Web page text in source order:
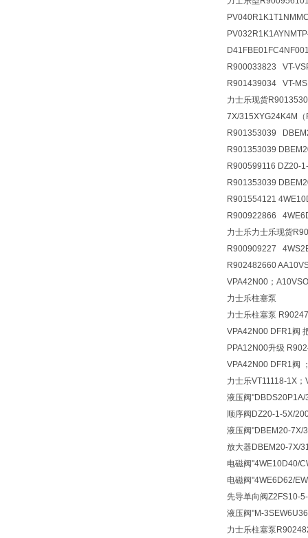
R900033823 VT-
R901439034 VT-
力士乐现货
7X/315XYG24K4M
R901353039
R901353039
R900599116 DZ20-
R901353039
R901554121
R900922866
力士乐力士乐现货
R900909227
R902482660
VPA42N00；
力士乐柱塞泵
力士乐柱塞泵
VPA42N00 DFR1阀
PPA12N00升级
VPA42N00 DFR1阀
力士乐VT11118-1X；
液压阀
顺序阀 DZ20-1-5X/
液压阀"DBEM20-7X/
放大器DBEM20-7X/
电磁阀"4WE10D40/
电磁阀"4WE6D62/
先导单向阀Z2FS10-
液压阀"M-
力士乐柱塞泵